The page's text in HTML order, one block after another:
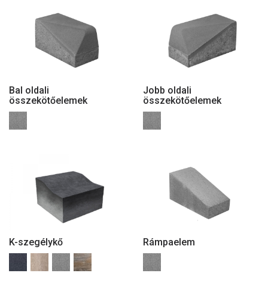
Bal oldali
összekötőelemek
Jobb oldali
összekötőelemek
K-szegélykő Rámpaelem